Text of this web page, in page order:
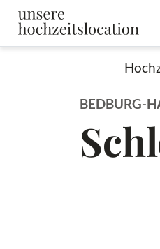
BEDBURG-